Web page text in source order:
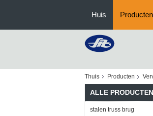
Huis Producten
Thuis Producten
ALLE PRODUCTEN
stalen truss brug